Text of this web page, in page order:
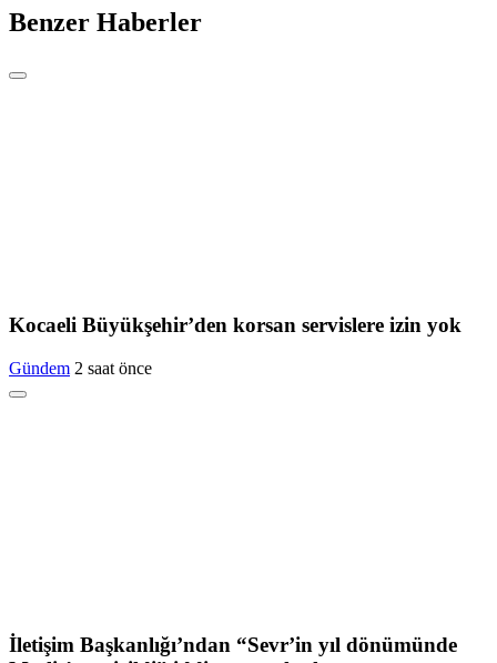
Benzer Haberler
Kocaeli Büyükşehir’den korsan servislere izin yok
Gündem 2 saat önce
İletişim Başkanlığı’ndan “Sevr’in yıl dönümünde